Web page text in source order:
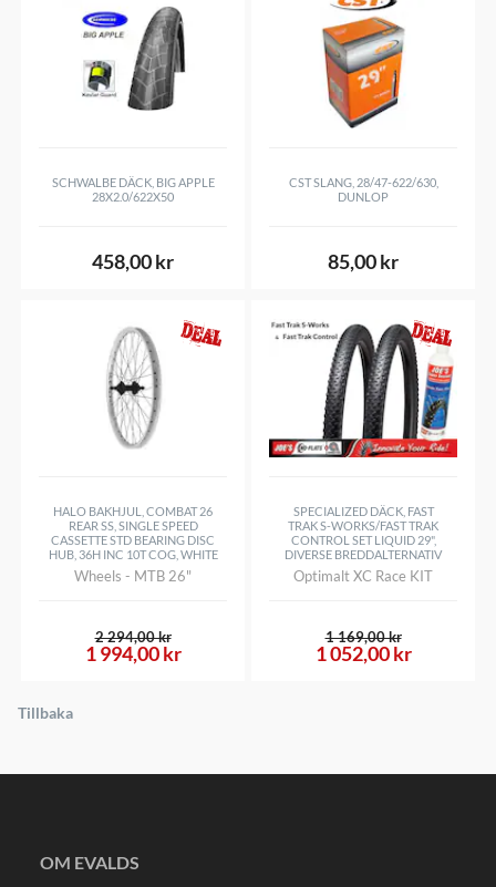
SCHWALBE DÄCK, BIG APPLE
28X2.0/622X50
458,00 kr
CST SLANG, 28/47-622/630,
DUNLOP
85,00 kr
HALO BAKHJUL, COMBAT 26
REAR SS, SINGLE SPEED
CASSETTE STD BEARING DISC
HUB, 36H INC 10T COG, WHITE
Wheels - MTB 26"
1 994,00 kr
2 294,00 kr
SPECIALIZED DÄCK, FAST
TRAK S-WORKS/FAST TRAK
CONTROL SET LIQUID 29",
DIVERSE BREDDALTERNATIV
Optimalt XC Race KIT
1 052,00 kr
1 169,00 kr
Tillbaka
OM EVALDS